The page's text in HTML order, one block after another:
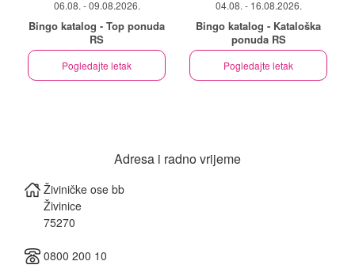
06.08. - 09.08.2026.
Bingo katalog - Top ponuda
RS
Pogledajte letak
04.08. - 16.08.2026.
Bingo katalog - Kataloška
ponuda RS
Pogledajte letak
Adresa i radno vrijeme
Živiničke ose bb
Živinice
75270
0800 200 10